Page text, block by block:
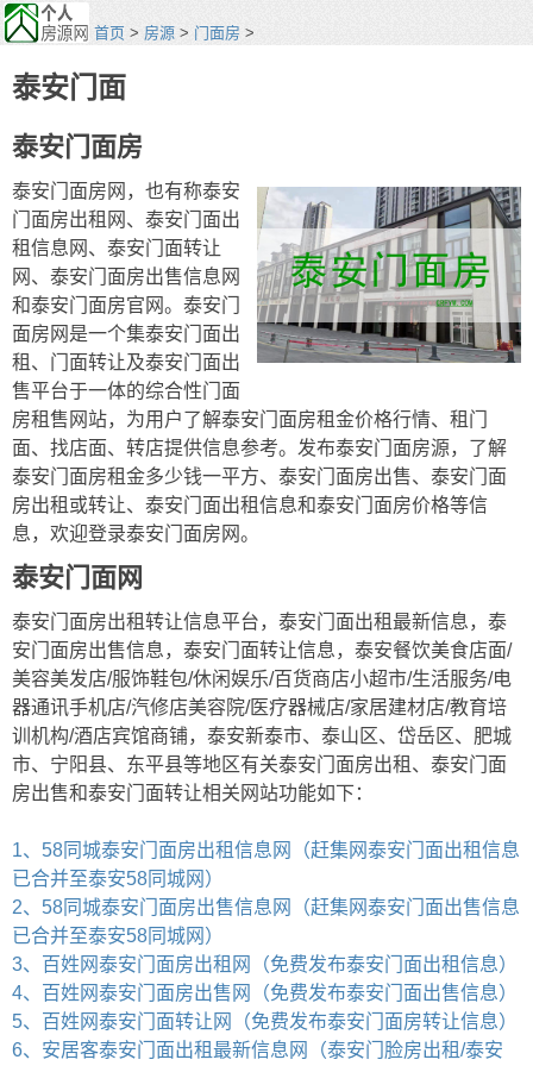
首页 > 房源 > 门面房 >
泰安门面
泰安门面房
泰安门面房网，也有称泰安
门面房出租网、泰安门面出
租信息网、泰安门面转让
网、泰安门面房出售信息网
和泰安门面房官网。泰安门
面房网是一个集泰安门面出
租、门面转让及泰安门面出
售平台于一体的综合性门面
房租售网站，为用户了解泰安门面房租金价格行情、租门
面、找店面、转店提供信息参考。发布泰安门面房源，了解
泰安门面房租金多少钱一平方、泰安门面房出售、泰安门面
房出租或转让、泰安门面出租信息和泰安门面房价格等信
息，欢迎登录泰安门面房网。
泰安门面网
泰安门面房出租转让信息平台，泰安门面出租最新信息，泰
安门面房出售信息，泰安门面转让信息，泰安餐饮美食店面/
美容美发店/服饰鞋包/休闲娱乐/百货商店小超市/生活服务/电
器通讯手机店/汽修店美容院/医疗器械店/家居建材店/教育培
训机构/酒店宾馆商铺，泰安新泰市、泰山区、岱岳区、肥城
市、宁阳县、东平县等地区有关泰安门面房出租、泰安门面
房出售和泰安门面转让相关网站功能如下：
1、58同城泰安门面房出租信息网（赶集网泰安门面出租信息
已合并至泰安58同城网）
2、58同城泰安门面房出售信息网（赶集网泰安门面出售信息
已合并至泰安58同城网）
3、百姓网泰安门面房出租网（免费发布泰安门面出租信息）
4、百姓网泰安门面房出售网（免费发布泰安门面出售信息）
5、百姓网泰安门面转让网（免费发布泰安门面房转让信息）
6、安居客泰安门面出租最新信息网（泰安门脸房出租/泰安